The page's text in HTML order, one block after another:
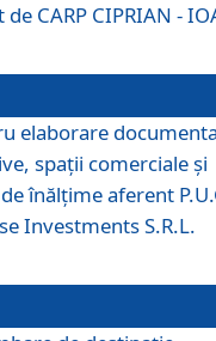
CARP CIPRIAN -
elaborare
spaţii comerciale şi
înălţime aferent
Investments S.R.L.